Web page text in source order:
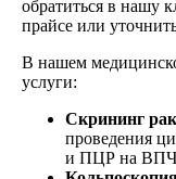
обратиться в нашу
прайсе или
В нашем
услуги:
Скрининг
проведения
и ПЦР на ВПЧ